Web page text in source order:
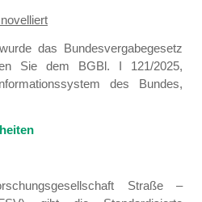
das Bundesvergabegesetz
Sie dem BGBl. I 121/2025,
des Bundes,
Straße –